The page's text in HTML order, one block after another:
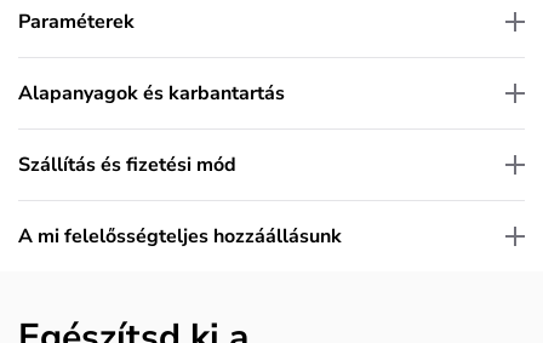
Paraméterek
Alapanyagok és karbantartás
Szállítás és fizetési mód
A mi felelősségteljes hozzáállásunk